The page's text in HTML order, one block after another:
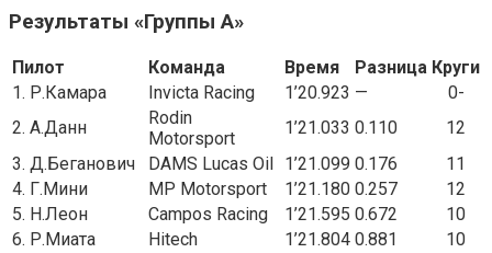
Результаты «Группы A»
Пилот Команда Время Разница Круги
1. Р.Камара
Invicta Racing 1’20.923 —
0-
2. А.Данн
Rodin
Motorsport
1’21.033 0.110
12
3. Д.Беганович
DAMS Lucas Oil 1’21.099 0.176
11
4. Г.Мини
MP Motorsport 1’21.180 0.257
12
5. Н.Леон
Campos Racing 1’21.595 0.672
10
6. Р.Миата
Hitech 1’21.804 0.881
10